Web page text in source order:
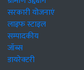
सरकारी योजनाएं
लाइफ स्टाइल
सम्पादकीय
जॉब्स
डायरेक्टरी